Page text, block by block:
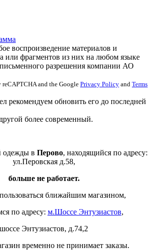
воспроизведение материалов и
или фрагментов из них на любом языке
разрешения компании АО
and the Google Privacy Policy and Terms
рекомендуем обновить его до последней
более современный.
одежды в Перово, находящийся по адресу:
ул.Перовская д.58,
больше не работает.
ближайшим магазином,
по адресу: м.Шоссе Энтузиастов,
шоссе Энтузиастов, д.74,2
временно не принимает заказы.